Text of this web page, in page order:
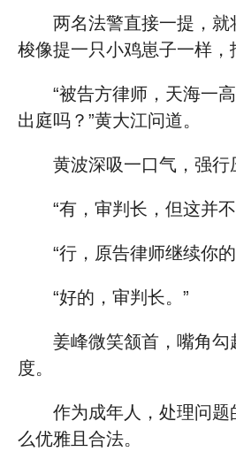
两名法警直接一提，就
梭像提一只小鸡崽子一样，
“被告方律师，天海一
出庭吗？”黄大江问道。
黄波深吸一口气，强行
“有，审判长，但这并
“行，原告律师继续你
“好的，审判长。”
姜峰微笑颔首，嘴角勾
度。
作为成年人，处理问
么优雅且合法。